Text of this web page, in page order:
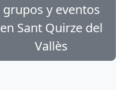
grupos y eventos
en Sant Quirze del
Vallès